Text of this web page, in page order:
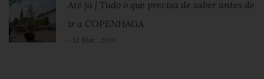
Até já | Tudo o que precisa de saber antes de
ir a COPENHAGA
- 12 Mar , 2019